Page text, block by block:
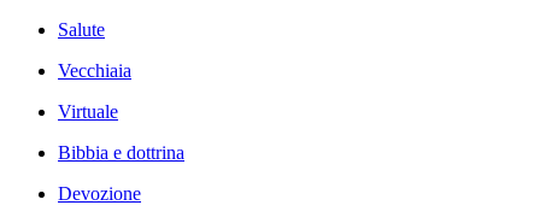
Salute
Vecchiaia
Virtuale
Bibbia e dottrina
Devozione